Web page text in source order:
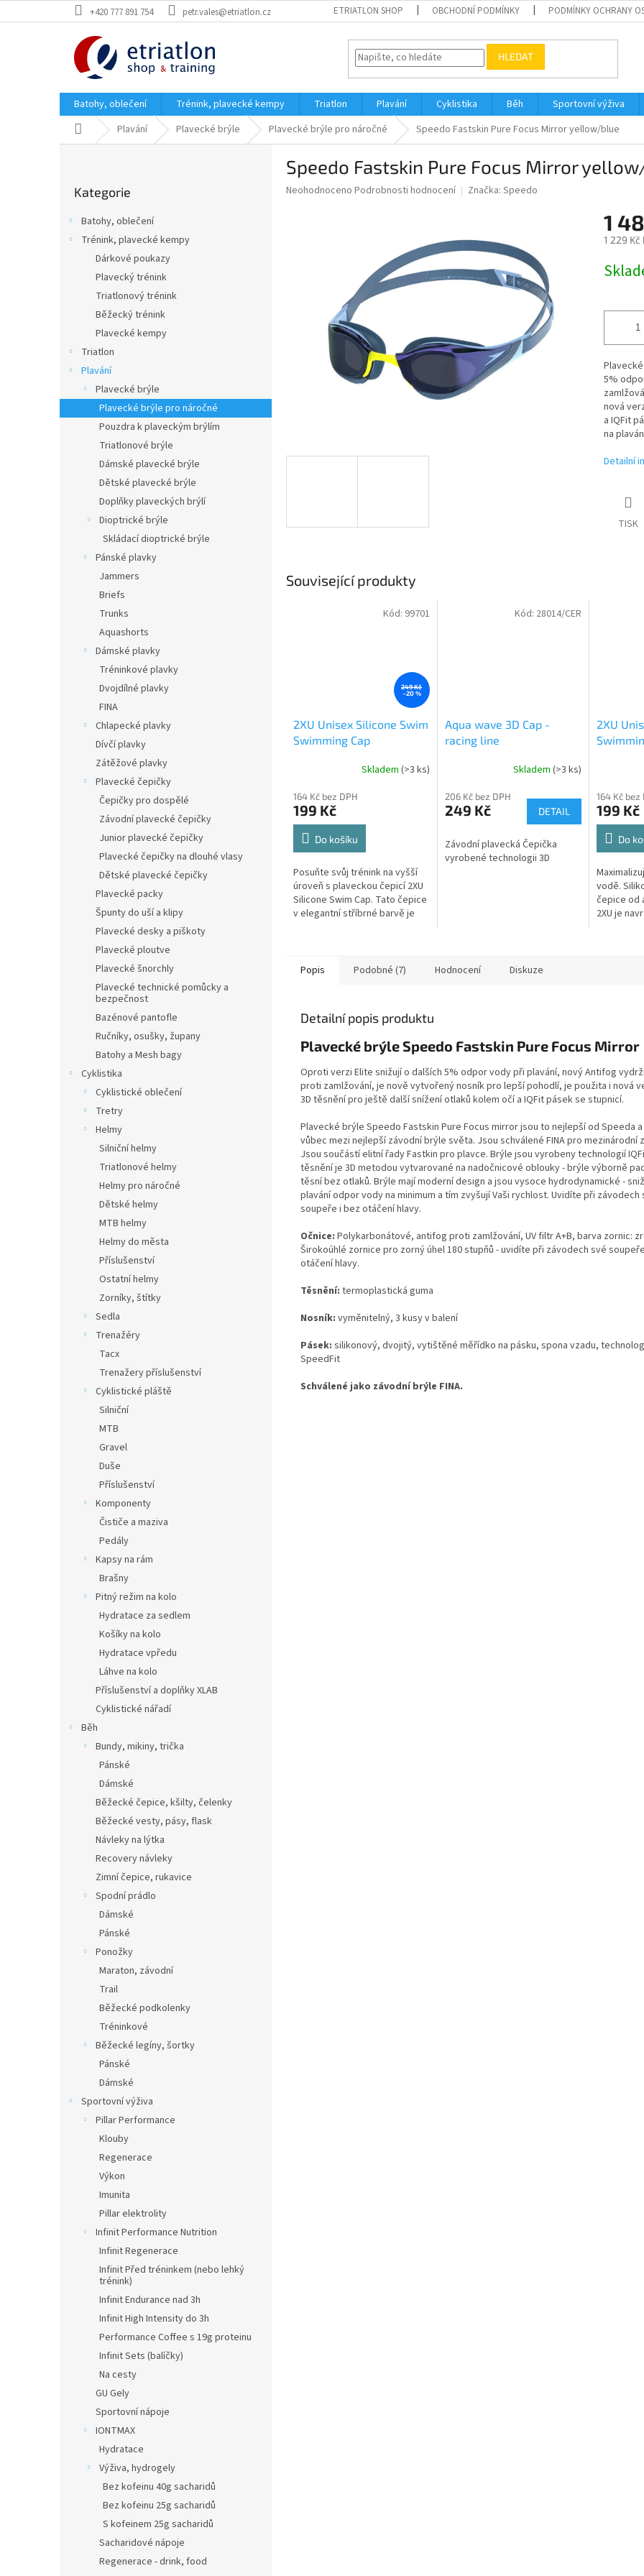
na
+420 777 891 754 petr.vales@etriatlon.cz ETRIATLON SHOP OBCHODNÍ PODMÍNKY PODMÍNKY OCHRANY
HLEDAT
Batohy, oblečení Trénink, plavecké kempy Triatlon Plavání Cyklistika Běh
Sportovní výživa
Domů Plavání Plavecké brýle Plavecké brýle pro náročné Speedo Fastskin Pure Focus Mirror yellow/blue
kategorie
Kategorie
Batohy, oblečení
Trénink, plavecké kempy
Dárkové poukazy
Plavecký trénink
Triatlonový trénink
Běžecký trénink
Plavecké kempy
Triatlon
Plavání
Plavecké brýle
Plavecké brýle pro náročné
Pouzdra k plaveckým brýlím
Triatlonové brýle
Dámské plavecké brýle
Dětské plavecké brýle
Doplňky plaveckých brýlí
Dioptrické brýle
Skládací dioptrické brýle
Pánské plavky
Jammers
Briefs
Trunks
Aquashorts
Dámské plavky
Tréninkové plavky
Dvojdílné plavky
FINA
Chlapecké plavky
Dívčí plavky
Zátěžové plavky
Plavecké čepičky
Čepičky pro dospělé
Závodní plavecké čepičky
Junior plavecké čepičky
Plavecké čepičky na dlouhé vlasy
Dětské plavecké čepičky
Plavecké packy
Špunty do uší a klipy
Plavecké desky a piškoty
Plavecké ploutve
Plavecké šnorchly
Plavecké technické pomůcky a
bezpečnost
Bazénové pantofle
Ručníky, osušky, župany
Batohy a Mesh bagy
Cyklistika
Cyklistické oblečení
Tretry
Helmy
Silniční helmy
Triatlonové helmy
Helmy pro náročné
Dětské helmy
MTB helmy
Helmy do města
Příslušenství
Ostatní helmy
Zorníky, štítky
Sedla
Trenažéry
Tacx
Trenažery příslušenství
Cyklistické pláště
Silniční
MTB
Gravel
Duše
Příslušenství
Komponenty
Čističe a maziva
Pedály
Kapsy na rám
Brašny
Pitný režim na kolo
Hydratace za sedlem
Košíky na kolo
Hydratace vpředu
Láhve na kolo
Příslušenství a doplňky XLAB
Cyklistické nářadí
Běh
Bundy, mikiny, trička
Pánské
Dámské
Běžecké čepice, kšilty, čelenky
Běžecké vesty, pásy, flask
Návleky na lýtka
Recovery návleky
Zimní čepice, rukavice
Spodní prádlo
Dámské
Pánské
Ponožky
Maraton, závodní
Trail
Běžecké podkolenky
Tréninkové
Běžecké legíny, šortky
Pánské
Dámské
Sportovní výživa
Pillar Performance
Klouby
Regenerace
Výkon
Imunita
Pillar elektrolity
Infinit Performance Nutrition
Infinit Regenerace
Infinit Před tréninkem (nebo lehký
trénink)
Infinit Endurance nad 3h
Infinit High Intensity do 3h
Performance Coffee s 19g proteinu
Infinit Sets (balíčky)
Na cesty
GU Gely
Sportovní nápoje
IONTMAX
Hydratace
Výživa, hydrogely
Bez kofeinu 40g sacharidů
Bez kofeinu 25g sacharidů
S kofeinem 25g sacharidů
Sacharidové nápoje
Regenerace - drink, food
Speedo Fastskin Pure Focus Mirror
Průměrné
Neohodnoceno Podrobnosti hodnocení Značka: Speedo
1
1 229 Kč
cena:
5%
nová
a IQFit
na
Detailní
TISK
Související produkty
249 Kč
–20 %
2XU Unisex Silicone Swim
Swimming Cap
Skladem (>3 ks)
164 Kč bez DPH
199 Kč
Do košíku
Posuňte svůj trénink na vyšší
úroveň s plaveckou čepicí 2XU
Silicone Swim Cap. Tato čepice
v elegantní stříbrné barvě je
Kód: 99701
Aqua wave 3D Cap -
racing line
Skladem (>3 ks)
206 Kč bez DPH
249 Kč DETAIL
Závodní plavecká Čepička
vyrobené technologii 3D
Kód: 28014/CER
2XU
164 Kč bez
199 Kč
Do
vodě.
čepice od
2XU je
Popis Podobné (7) Hodnocení Diskuze
Detailní popis produktu
Plavecké brýle Speedo Fastskin Pure Focus Mirror
Oproti verzi Elite snižují o dalších 5% odpor vody při plavání, nový Antifog
proti zamlžování, je nově vytvořený nosník pro lepší pohodlí, je použita i nová
3D těsnění pro ještě další snížení otlaků kolem očí a IQFit pásek se stupnicí.
Plavecké brýle Speedo Fastskin Pure Focus mirror jsou to nejlepší od Speeda
vůbec mezi nejlepší závodní brýle světa. Jsou schválené FINA pro mezinárodní
Jsou součástí elitní řady Fastkin pro plavce. Brýle jsou vyrobeny technologií
těsnění je 3D metodou vytvarované na nadočnicové oblouky - brýle výborně
těsní bez otlaků. Brýle mají moderní design a jsou vysoce hydrodynamické -
plavání odpor vody na minimum a tím zvyšují Vaši rychlost. Uvidíte při závodech
soupeře i bez otáčení hlavy.
Očnice: Polykarbonátové, antifog proti zamlžování, UV filtr A+B, barva zornic:
Širokoúhlé zornice pro zorný úhel 180 stupňů - uvidíte při závodech své
otáčení hlavy.
Těsnění: termoplastická guma
Nosník: vyměnitelný, 3 kusy v balení
Pásek: silikonový, dvojitý, vytištěné měřídko na pásku, spona vzadu,
SpeedFit
Schválené jako závodní brýle FINA.